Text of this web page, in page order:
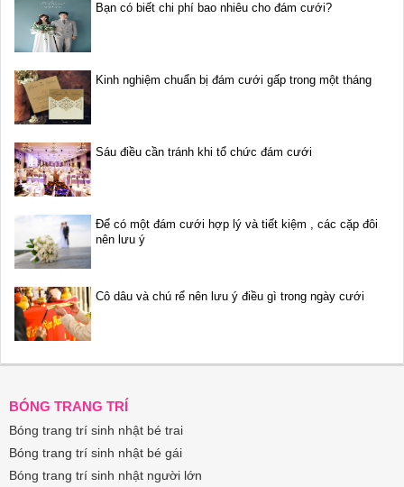
Bạn có biết chi phí bao nhiêu cho đám cưới?
Kinh nghiệm chuẩn bị đám cưới gấp trong một tháng
Sáu điều cần tránh khi tổ chức đám cưới
Để có một đám cưới hợp lý và tiết kiệm , các cặp đôi
nên lưu ý
Cô dâu và chú rể nên lưu ý điều gì trong ngày cưới
BÓNG TRANG TRÍ
Bóng trang trí sinh nhật bé trai
Bóng trang trí sinh nhật bé gái
Bóng trang trí sinh nhật người lớn